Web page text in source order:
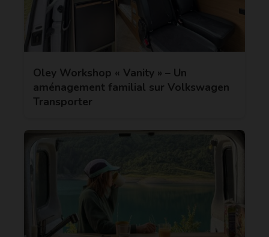
Oley Workshop « Vanity » – Un
aménagement familial sur Volkswagen
Transporter